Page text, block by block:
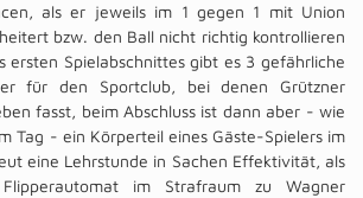
als er jeweils im 1 gegen 1 mit Union
bzw. den Ball nicht richtig kontrollieren
ersten Spielabschnittes gibt es 3 gefährliche
für den Sportclub, bei denen Grützner
fasst, beim Abschluss ist dann aber - wie
Tag - ein Körperteil eines Gäste-Spielers im
eine Lehrstunde in Sachen Effektivität, als
im Strafraum zu Wagner